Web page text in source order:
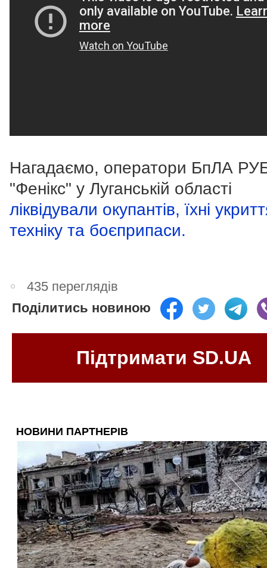
Нагадаємо, оператори БпЛА
"Фенікс" у Луганській області
ліквідували окупантів, їхні
техніку та боєприпаси.
435 переглядів
Поділитись новиною
Підтримати SD.UA